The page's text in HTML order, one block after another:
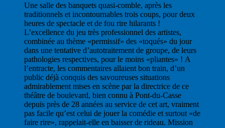
Une salle des banquets quasi-comble, après les
traditionnels et incontournables trois coups, pour deux
heures de spectacle et de fou rire hilarants !
L’excellence du jeu très professionnel des artistes,
combinée au thème «permissif» des «toqués» du jour
dans une tentative d’autotraitement de groupe, de leurs
pathologies respectives, pour le moins «pliantes» ! A
l’entracte, les commentaires allaient bon train, d’un
public déjà conquis des savoureuses situations
admirablement mises en scène par la directrice de ce
théâtre de boulevard, bien connu à Pont-du-Casse
depuis près de 28 années au service de cet art, vraiment
pas facile qu’est celui de jouer la comédie et surtout «de
faire rire», rappelait-elle en baisser de rideau. Mission